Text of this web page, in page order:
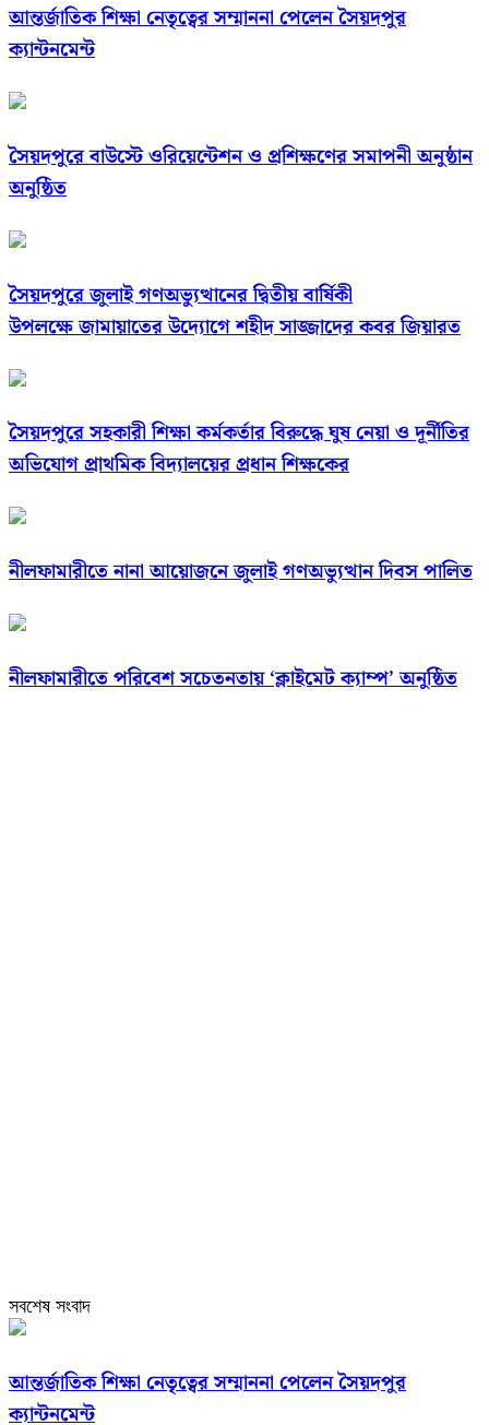
আন্তর্জাতিক শিক্ষা নেতৃত্বের সম্মাননা পেলেন সৈয়দপুর
ক্যান্টনমেন্ট
সৈয়দপুরে বাউস্টে ওরিয়েন্টেশন ও প্রশিক্ষণের সমাপনী অনুষ্ঠান
অনুষ্ঠিত
সৈয়দপুরে জুলাই গণঅভ্যুত্থানের দ্বিতীয় বার্ষিকী
উপলক্ষে জামায়াতের উদ্যোগে শহীদ সাজ্জাদের কবর জিয়ারত
সৈয়দপুরে সহকারী শিক্ষা কর্মকর্তার বিরুদ্ধে ঘুষ নেয়া ও দূর্নীতির
অভিযোগ প্রাথমিক বিদ্যালয়ের প্রধান শিক্ষকের
নীলফামারীতে নানা আয়োজনে জুলাই গণঅভ্যুত্থান দিবস পালিত
নীলফামারীতে পরিবেশ সচেতনতায় ‘ক্লাইমেট ক্যাম্প’ অনুষ্ঠিত
সবশেষ সংবাদ
আন্তর্জাতিক শিক্ষা নেতৃত্বের সম্মাননা পেলেন সৈয়দপুর
ক্যান্টনমেন্ট